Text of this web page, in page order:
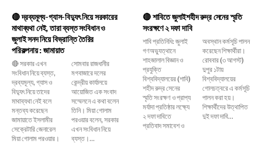
🔴 দ্রব্যমূল্য-গ্যাস-বিদ্যুৎ নিয়ে সরকারের
মাথাব্যথা নেই, তারা ব্যস্ত সংবিধান ও
জুলাই সনদ নিয়ে বিভ্রান্তি তৈরির
পরিকল্পনায় : জামায়াত
🔴 সরকার এখন
সংবিধান নিয়ে ব্যস্ত,
দ্রব্যমূল্য, গ্যাস ও
বিদ্যুৎ নিয়ে তাদের
মাথাব্যথা নেই বলে
মন্তব্য করেছেন
জামায়াতে ইসলামীর
সেক্রেটারি জেনারেল
মিয়া গোলাম পরওয়ার।
সোমবার রাজধানীর
মগবাজারে দলের
কেন্দ্রীয় কার্যালয়ে
আয়োজিত এক সংবাদ
সম্মেলনে এ কথা বলেন
তিনি। মিয়া গোলাম
পরওয়ার বলেন, সরকার
এখন সংবিধান নিয়ে
ব্যস্ত।...
🔴 শাবিতে জুলাইশহীদ রুদ্র সেনের স্মৃতি
সংরক্ষণে ২ দফা দাবি
শাবি প্রতিনিধি: জুলাই
গণঅভ্যুত্থানে
শাহজালাল বিজ্ঞান ও
প্রযুক্তি
বিশ্ববিদ্যালয়ের (শাবি)
শহীদ রুদ্র সেনের
স্মৃতি সংরক্ষণ ও প্রাপ্য
মর্যাদা প্রতিষ্ঠার লক্ষ্যে
২ দফা দাবিতে
প্রতিবাদ সমাবেশ ও
অবস্থান কর্মসূচি পালন
করেছেন শিক্ষার্থীরা।
রোববার (৩ আগস্ট)
দুপুর ১টায়
বিশ্ববিদ্যালয়ের
গোলচত্বরে এ কর্মসূচি
পালন করা হয়।
শিক্ষার্থীদের উত্থাপিত
দুই দফা দাবি...